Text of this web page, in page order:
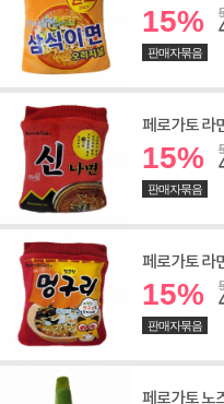
15%
판매자묶음
페로가토 라
15%
판매자묶음
페로가토 라
15%
판매자묶음
페로가토 노